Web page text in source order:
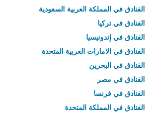
الفنادق في المملكة العربية السعودية
الفنادق في تركيا
الفنادق في إندونيسيا
الفنادق في الامارات العربية المتحدة
الفنادق في البحرين
الفنادق في مصر
الفنادق في فرنسا
الفنادق في المملكة المتحدة